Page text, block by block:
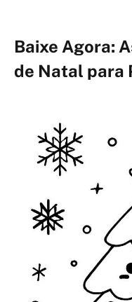
Baixe Agora:
de Natal para